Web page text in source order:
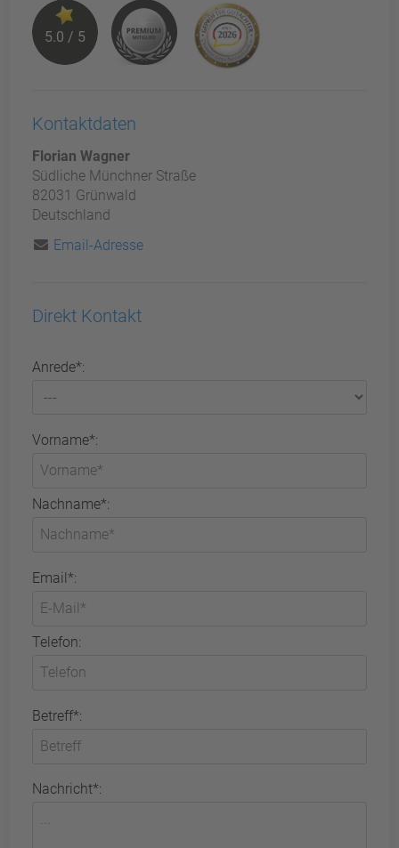
5.0 / 5
Kontaktdaten
Florian Wagner
Südliche Münchner Straße
82031 Grünwald
Deutschland
Email-Adresse
Direkt Kontakt
Anrede*:
Vorname*:
Nachname*:
Email*:
Telefon:
Betreff*:
Nachricht*: